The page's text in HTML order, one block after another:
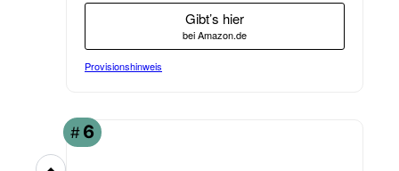
Gibt’s hier
bei Amazon.de
Provisionshinweis
# 6